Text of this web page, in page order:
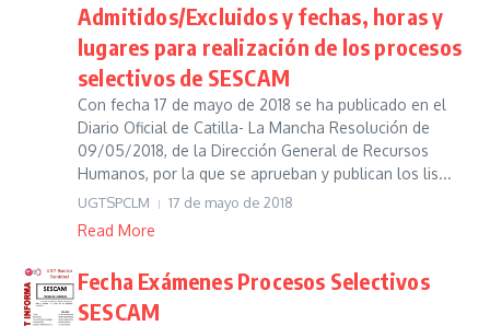
Admitidos/Excluidos y fechas, horas y
lugares para realización de los procesos
selectivos de SESCAM
Con fecha 17 de mayo de 2018 se ha publicado en el
Diario Oficial de Catilla- La Mancha Resolución de
09/05/2018, de la Dirección General de Recursos
Humanos, por la que se aprueban y publican los lis...
UGTSPCLM 17 de mayo de 2018
Read More
Fecha Exámenes Procesos Selectivos
SESCAM